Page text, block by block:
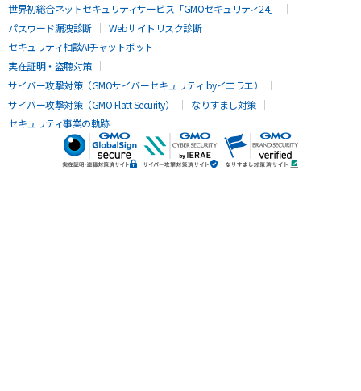
世界初総合ネットセキュリティサービス「GMOセキュリティ24」
パスワード漏洩診断
Webサイトリスク診断
セキュリティ相談AIチャットボット
実在証明・盗聴対策
サイバー攻撃対策（GMOサイバーセキュリティ byイエラエ）
サイバー攻撃対策（GMO Flatt Security）
なりすまし対策
セキュリティ事業の軌跡